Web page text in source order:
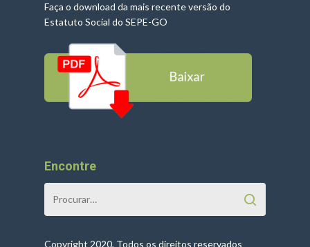
Faça o download da mais recente versão do
Estatuto Social do SEPE-GO
Encontre
Copyright 2020, Todos os direitos reservados